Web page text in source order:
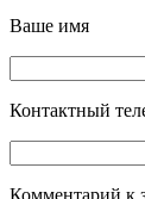
Ваше имя
Контактный
Комментарий к